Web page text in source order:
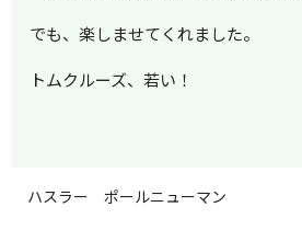
でも、楽しませてくれました。
トムクルーズ、若い！
ハスラー ポールニューマン